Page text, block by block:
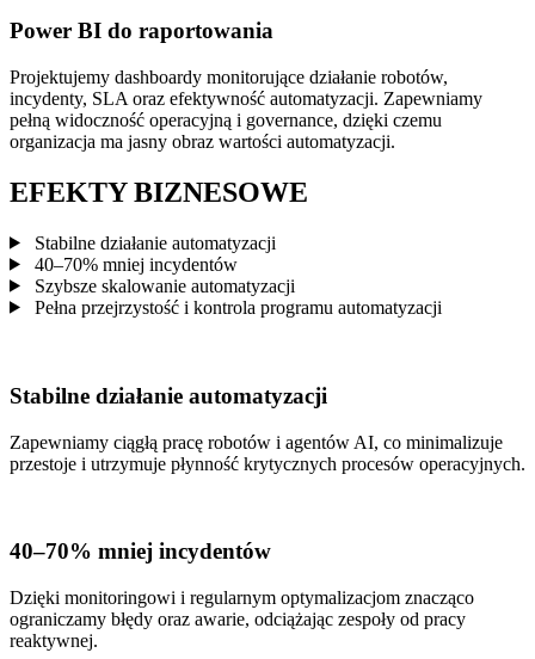
Power BI do raportowania
Projektujemy dashboardy monitorujące działanie robotów,
incydenty, SLA oraz efektywność automatyzacji. Zapewniamy
pełną widoczność operacyjną i governance, dzięki czemu
organizacja ma jasny obraz wartości automatyzacji.
EFEKTYBIZNESOWE
Stabilne działanie automatyzacji
40–70% mniej incydentów
Szybsze skalowanie automatyzacji
Pełna przejrzystość i kontrola programu automatyzacji
Stabilne działanie automatyzacji
Zapewniamy ciągłą pracę robotów i agentów AI, co minimalizuje
przestoje i utrzymuje płynność krytycznych procesów operacyjnych.
40–70% mniej incydentów
Dzięki monitoringowi i regularnym optymalizacjom znacząco
ograniczamy błędy oraz awarie, odciążając zespoły od pracy
reaktywnej.